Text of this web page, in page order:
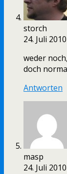
storch
24. Juli 2010
weder
doch
Antworten
masp
24. Juli 2010